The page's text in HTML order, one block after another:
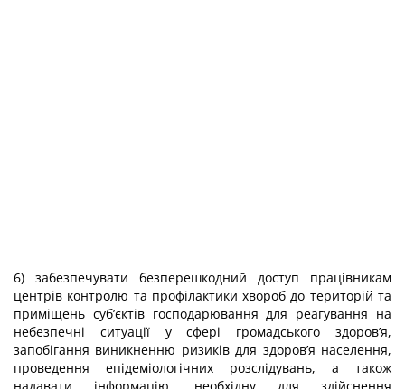
6) забезпечувати безперешкодний доступ працівникам
центрів контролю та профілактики хвороб до територій та
приміщень суб’єктів господарювання для реагування на
небезпечні ситуації у сфері громадського здоров’я,
запобігання виникненню ризиків для здоров’я населення,
проведення епідеміологічних розслідувань, а також